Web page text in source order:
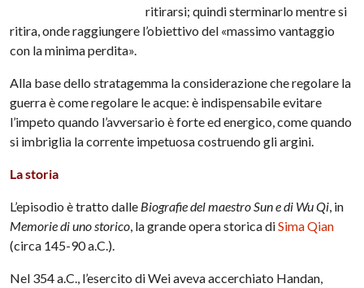
ritirarsi; quindi sterminarlo mentre si
ritira, onde raggiungere l’obiettivo del «massimo vantaggio
con la minima perdita».
Alla base dello stratagemma la considerazione che regolare la
guerra è come regolare le acque: è indispensabile evitare
l’impeto quando l’avversario è forte ed energico, come quando
si imbriglia la corrente impetuosa costruendo gli argini.
La storia
L’episodio è tratto dalle Biografie del maestro Sun e di Wu Qi, in
Memorie di uno storico, la grande opera storica diSima Qian
(circa 145-90 a.C.).
Nel 354 a.C., l’esercito di Wei aveva accerchiato Handan,